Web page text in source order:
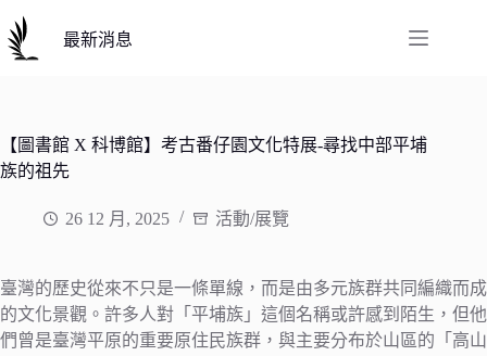
至
主
容
最新消息
【圖書館 X 科博館】考古番仔園文化特展-尋找中部平埔
族的祖先
26 12 月, 2025 活動/展覽
臺灣的歷史從來不只是一條單線，而是由多元族群共同編織而成
的文化景觀。許多人對「平埔族」這個名稱或許感到陌生，但他
們曾是臺灣平原的重要原住民族群，與主要分布於山區的「高山